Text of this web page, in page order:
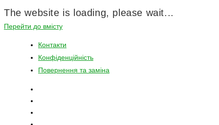
The website is loading, please wait...
Перейти до вмісту
Контакти
Конфіденційність
Повернення та заміна